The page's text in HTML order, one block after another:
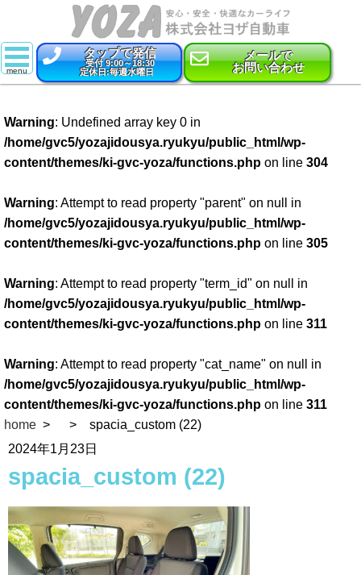
タップで発信
受付 9:00～18:30
定休日:毎週水曜日
メールで
お問い合わせ
新車
特選中古車
車検
点検・整備
コーティング
Warning: Undefined array key 0 in
/home/gvc5/yozajidousya.ryukyu/public_html/wp-
content/themes/ki-gvc-yoza/functions.php on line 304
Warning: Attempt to read property "parent" on null in
/home/gvc5/yozajidousya.ryukyu/public_html/wp-
content/themes/ki-gvc-yoza/functions.php on line 305
Warning: Attempt to read property "term_id" on null in
/home/gvc5/yozajidousya.ryukyu/public_html/wp-
content/themes/ki-gvc-yoza/functions.php on line 311
Warning: Attempt to read property "cat_name" on null in
/home/gvc5/yozajidousya.ryukyu/public_html/wp-
content/themes/ki-gvc-yoza/functions.php on line 311
home
spacia_custom (22)
2024年1月23日
spacia_custom (22)